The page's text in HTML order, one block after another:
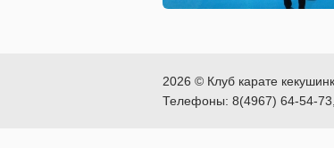
2026 © Клуб карате
Телефоны: 8(4967) 64-54-